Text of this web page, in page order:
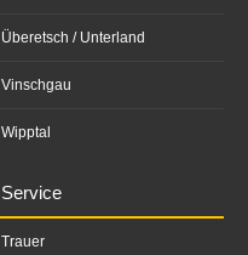
Überetsch / Unterland
Vinschgau
Wipptal
Service
Trauer